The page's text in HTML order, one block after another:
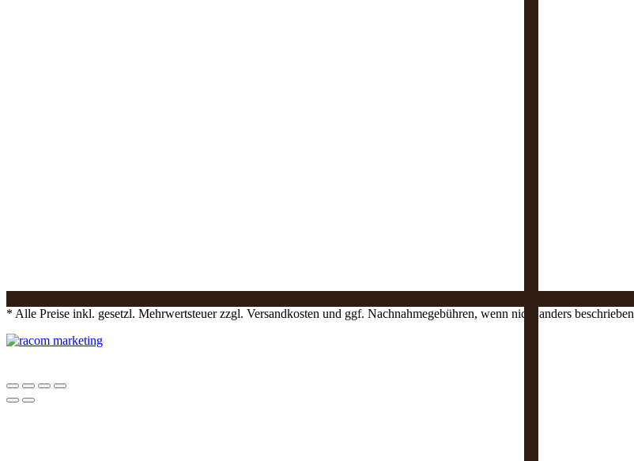
* Alle Preise inkl. gesetzl. Mehrwertsteuer zzgl. Versandkosten und ggf. Nachnahmegebühren, wenn nicht anders beschrieben